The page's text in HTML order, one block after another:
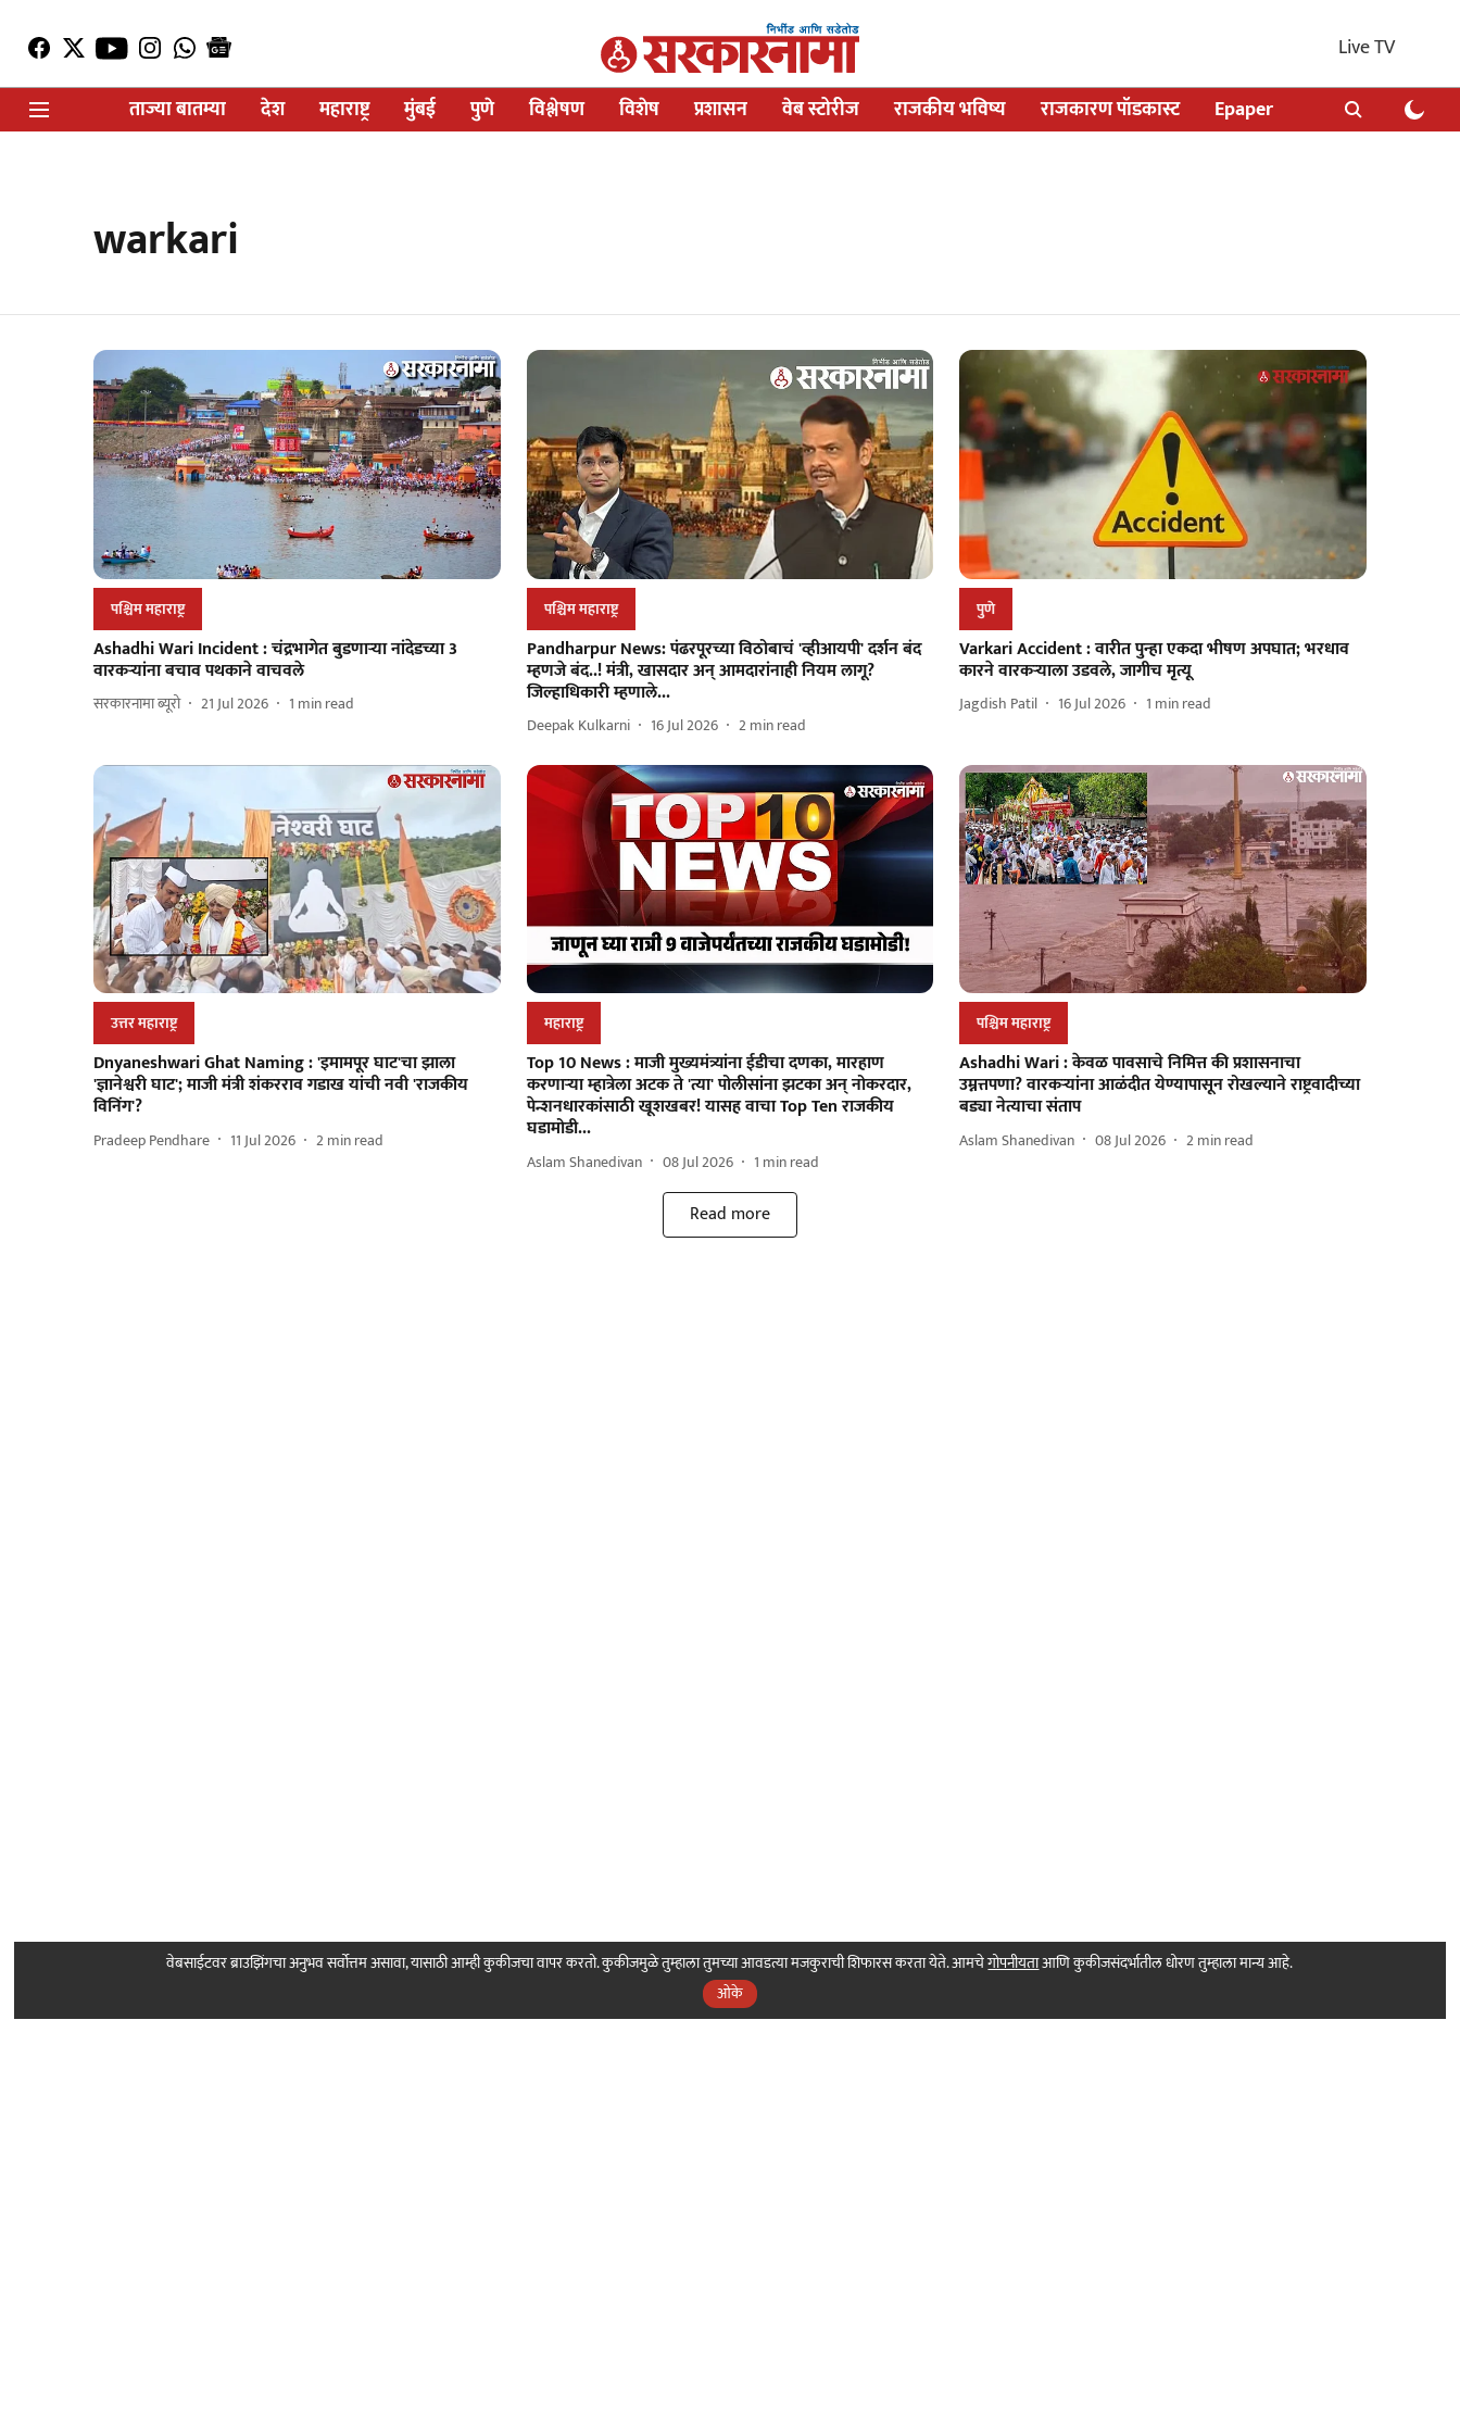
Live TV
ताज्या बातम्या
देश महाराष्ट्र मुंबई पुणे विश्लेषण विशेष प्रशासन वेब स्टोरीज राजकीय भविष्य राजकारण पॉडकास्ट Epaper
warkari
पश्चिम महाराष्ट्र
Ashadhi Wari Incident : चंद्रभागेत बुडणाऱ्या नांदेडच्या 3
वारकऱ्यांना बचाव पथकाने वाचवले
सरकारनामा ब्यूरो 21 Jul 2026 1 min read
पश्चिम महाराष्ट्र
Pandharpur News: पंढरपूरच्या विठोबाचं 'व्हीआयपी' दर्शन बंद
म्हणजे बंद..! मंत्री, खासदार अन् आमदारांनाही नियम लागू?
जिल्हाधिकारी म्हणाले...
Deepak Kulkarni 16 Jul 2026 2min read
पुणे
Varkari Accident : वारीत पुन्हा एकदा भीषण अपघात; भरधाव
कारने वारकऱ्याला उडवले, जागीच मृत्यू
Jagdish Patil 16 Jul 2026 1 min read
उत्तर महाराष्ट्र
Dnyaneshwari Ghat Naming : 'इमामपूर घाट'चा झाला
'ज्ञानेश्वरी घाट'; माजी मंत्री शंकरराव गडाख यांची नवी 'राजकीय
विनिंग'?
Pradeep Pendhare 11 Jul 2026 2min read
महाराष्ट्र
Top 10 News : माजी मुख्यमंत्र्यांना ईडीचा दणका, मारहाण
करणाऱ्या म्हात्रेला अटक ते 'त्या' पोलीसांना झटका अन् नोकरदार,
पेन्शनधारकांसाठी खूशखबर! यासह वाचा Top Ten राजकीय
घडामोडी...
Aslam Shanedivan 08 Jul 2026 1 min read
पश्चिम महाराष्ट्र
Ashadhi Wari : केवळ पावसाचे निमित्त की प्रशासनाचा
उम्नत्तपणा? वारकऱ्यांना आळंदीत येण्यापासून रोखल्याने राष्ट्रवादीच्या
बड्या नेत्याचा संताप
Aslam Shanedivan 08 Jul 2026 2min read
Read more
वेबसाईटवर ब्राउझिंगचा अनुभव सर्वोत्तम असावा, यासाठी आम्ही कुकीजचा वापर करतो. कुकीजमुळे तुम्हाला तुमच्या आवडत्या मजकुराची शिफारस करता येते. आमचेगोपनीयताआणि कुकीजसंदर्भातील धोरण तुम्हाला मान्य आहे.
ओके